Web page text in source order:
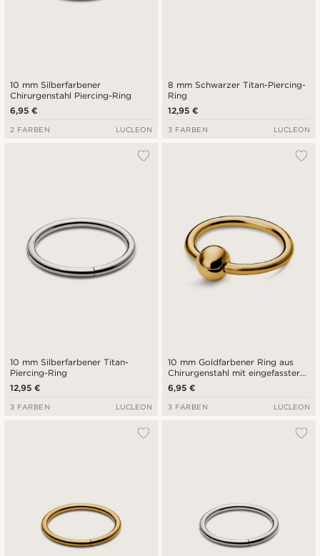
10 mm Silberfarbener
Chirurgenstahl Piercing-Ring
6,95 €
2 FARBEN LUCLEON
8 mm Schwarzer Titan-Piercing-
Ring
12,95 €
3 FARBEN LUCLEON
10 mm Silberfarbener Titan-
Piercing-Ring
12,95 €
3 FARBEN LUCLEON
10 mm Goldfarbener Ring aus
Chirurgenstahl mit eingefasster
Perle
6,95 €
3 FARBEN LUCLEON